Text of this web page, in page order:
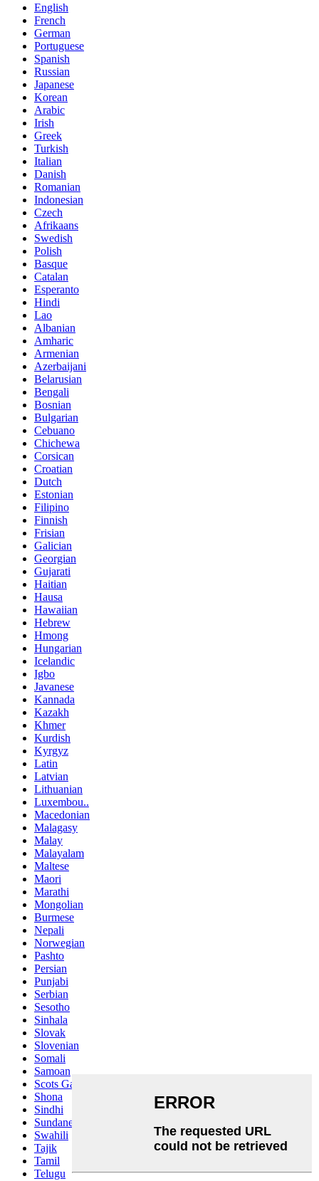
English
French
German
Portuguese
Spanish
Russian
Japanese
Korean
Arabic
Irish
Greek
Turkish
Italian
Danish
Romanian
Indonesian
Czech
Afrikaans
Swedish
Polish
Basque
Catalan
Esperanto
Hindi
Lao
Albanian
Amharic
Armenian
Azerbaijani
Belarusian
Bengali
Bosnian
Bulgarian
Cebuano
Chichewa
Corsican
Croatian
Dutch
Estonian
Filipino
Finnish
Frisian
Galician
Georgian
Gujarati
Haitian
Hausa
Hawaiian
Hebrew
Hmong
Hungarian
Icelandic
Igbo
Javanese
Kannada
Kazakh
Khmer
Kurdish
Kyrgyz
Latin
Latvian
Lithuanian
Luxembou..
Macedonian
Malagasy
Malay
Malayalam
Maltese
Maori
Marathi
Mongolian
Burmese
Nepali
Norwegian
Pashto
Persian
Punjabi
Serbian
Sesotho
Sinhala
Slovak
Slovenian
Somali
Samoan
Scots Gaelic
Shona
Sindhi
Sundanese
Swahili
Tajik
Tamil
Telugu